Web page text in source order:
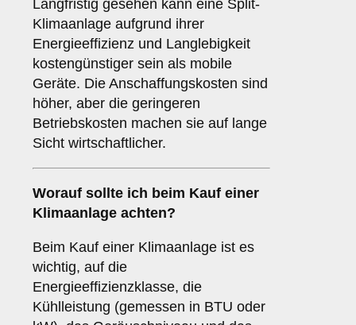
Langfristig gesehen kann eine Split-
Klimaanlage aufgrund ihrer
Energieeffizienz und Langlebigkeit
kostengünstiger sein als mobile
Geräte. Die Anschaffungskosten sind
höher, aber die geringeren
Betriebskosten machen sie auf lange
Sicht wirtschaftlicher.
Worauf sollte ich beim Kauf einer
Klimaanlage achten?
Beim Kauf einer Klimaanlage ist es
wichtig, auf die
Energieeffizienzklasse, die
Kühlleistung (gemessen in BTU oder